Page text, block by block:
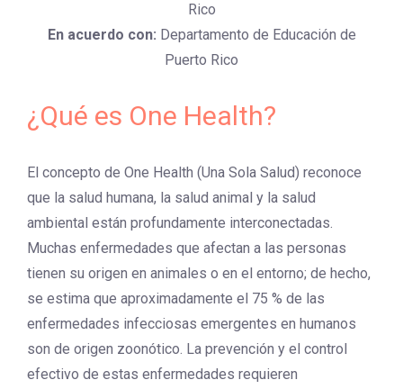
Rico
En acuerdo con: Departamento de Educación de
Puerto Rico
¿Qué es One Health?
El concepto de One Health (Una Sola Salud) reconoce
que la salud humana, la salud animal y la salud
ambiental están profundamente interconectadas.
Muchas enfermedades que afectan a las personas
tienen su origen en animales o en el entorno; de hecho,
se estima que aproximadamente el 75 % de las
enfermedades infecciosas emergentes en humanos
son de origen zoonótico. La prevención y el control
efectivo de estas enfermedades requieren